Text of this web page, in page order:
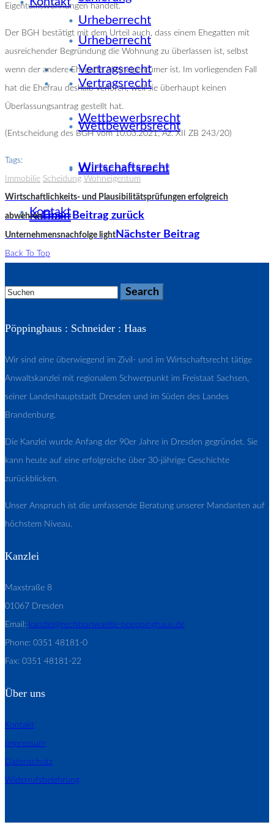
Urheberrecht
Vertragsrecht
Wettbewerbsrecht
Wirtschaftsrecht
Kontakt
Urheberrecht
Vertragsrecht
Wettbewerbsrecht
Wirtschaftsrecht
Kontakt
Eigentumswohnungen handelt.
Der BGH bestätigt mit dem Urteil auch, dass einem Ehegatten mit
ausreichender Begründung die Wohnung zu überlassen ist, selbst
wenn der andere Ehegatte Alleineigentümer ist. Im vorliegenden Fall
hat die Ehefrau deshalb verloren, weil sie überhaupt keinen
Überlassungsantrag gestellt hat.
(Entscheidung des BGH vom 10.03.2021, Az. XII ZB 243/20)
Tags:
Immobilie Scheidung Wohneigentum
Wirtschaftlichkeits- und Plausibilitätsprüfungen erfolgreich
abwehrenEinen Beitrag zurück
Unternehmensnachfolge light Nächster Beitrag
Back To Top
Pöppinghaus : Schneider : Haas
Wir sind eine überwiegend im Zivil- und im Wirtschaftsrecht tätige
Anwaltskanzlei mit regionalem Schwerpunkt im Freistaat Sachsen,
seiner Landeshauptstadt Dresden und im Süden des Landes
Brandenburg.
Die Kanzlei wurde Anfang der 90er Jahre in Dresden gegründet. Sie
kann heute auf eine erfolgreiche über 30-jährige Geschichte
zurückblicken.
Unser Anspruch ist die umfassende Beratung unserer Mandanten auf
höchstem Niveau.
Kanzlei
Maxstraße 8
01067 Dresden
Email: kanzlei@rechtsanwaelte-poeppinghaus.de
Phone: 0351 48181-0
Fax: 0351 48181-22
Über uns
Kontakt
Impressum
Datenschutz
Widerrufsbelehrung